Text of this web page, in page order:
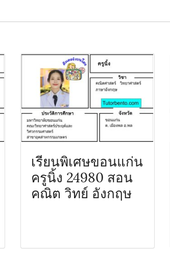
เรียนพิเศษขอนแก่น
ครูนิ้ง 24980 สอน
คณิต วิทย์ อังกฤษ